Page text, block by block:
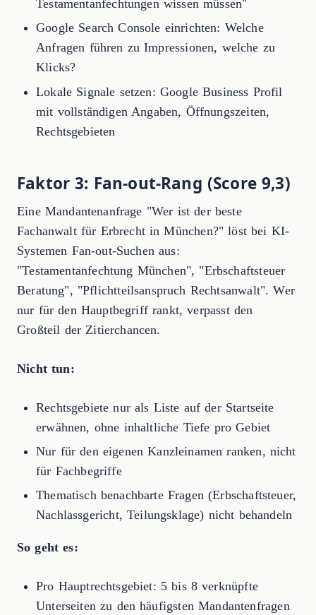
Testamentanfechtungen wissen müssen"
Google Search Console einrichten: Welche
Anfragen führen zu Impressionen, welche zu
Klicks?
Lokale Signale setzen: Google Business Profil
mit vollständigen Angaben, Öffnungszeiten,
Rechtsgebieten
Faktor 3: Fan-out-Rang (Score 9,3)
Eine Mandantenanfrage "Wer ist der beste
Fachanwalt für Erbrecht in München?" löst bei KI-
Systemen Fan-out-Suchen aus:
"Testamentanfechtung München", "Erbschaftsteuer
Beratung", "Pflichtteilsanspruch Rechtsanwalt". Wer
nur für den Hauptbegriff rankt, verpasst den
Großteil der Zitierchancen.
Nicht tun:
Rechtsgebiete nur als Liste auf der Startseite
erwähnen, ohne inhaltliche Tiefe pro Gebiet
Nur für den eigenen Kanzleinamen ranken, nicht
für Fachbegriffe
Thematisch benachbarte Fragen (Erbschaftsteuer,
Nachlassgericht, Teilungsklage) nicht behandeln
So geht es:
Pro Hauptrechtsgebiet: 5 bis 8 verknüpfte
Unterseiten zu den häufigsten Mandantenfragen